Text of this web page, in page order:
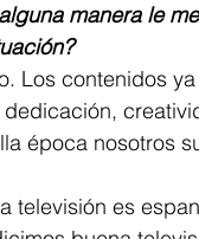
manera le
Los contenidos
época nosotros
televisión es